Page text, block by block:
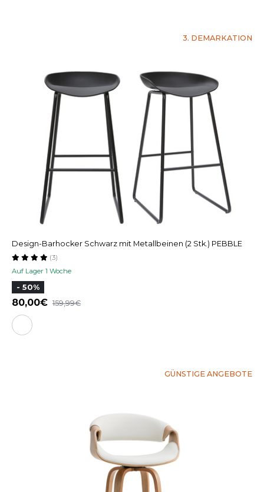
3. DEMARKATION
Design-Barhocker Schwarz mit Metallbeinen (2 Stk.) PEBBLE
Auf Lager 1 Woche
(3)
- 50%
80,00 159,99
GÜNSTIGE ANGEBOTE